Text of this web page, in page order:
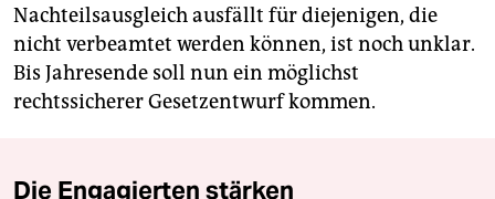
Nachteilsausgleich ausfällt für diejenigen, die
nicht verbeamtet werden können, ist noch unklar.
Bis Jahresende soll nun ein möglichst
rechtssicherer Gesetzentwurf kommen.
Die Engagierten stärken